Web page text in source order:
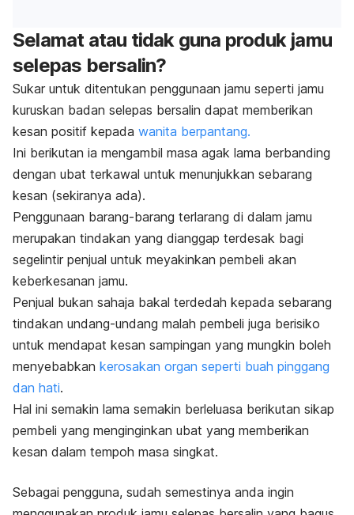
Selamat atau tidak guna produk jamu
selepas bersalin?
Sukar untuk ditentukan penggunaan jamu seperti jamu
kuruskan badan selepas bersalin dapat memberikan
kesan positif kepada wanita berpantang.
Ini berikutan ia mengambil masa agak lama berbanding
dengan ubat terkawal untuk menunjukkan sebarang
kesan (sekiranya ada).
Penggunaan barang-barang terlarang di dalam jamu
merupakan tindakan yang dianggap terdesak bagi
segelintir penjual untuk meyakinkan pembeli akan
keberkesanan jamu.
Penjual bukan sahaja bakal terdedah kepada sebarang
tindakan undang-undang malah pembeli juga berisiko
untuk mendapat kesan sampingan yang mungkin boleh
menyebabkan kerosakan organ seperti buah pinggang
dan hati.
Hal ini semakin lama semakin berleluasa berikutan sikap
pembeli yang menginginkan ubat yang memberikan
kesan dalam tempoh masa singkat.
Sebagai pengguna, sudah semestinya anda ingin